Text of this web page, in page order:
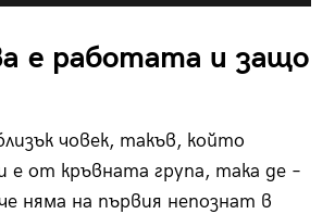
е работата и защо
човек, такъв, който
от кръвната група, така де –
няма на първия непознат в